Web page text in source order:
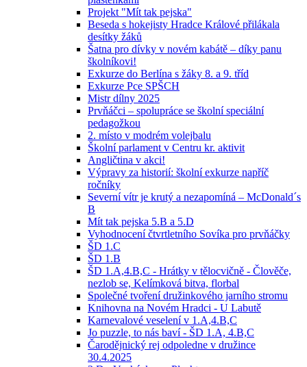
Projekt "Mít tak pejska"
Beseda s hokejisty Hradce Králové přilákala
desítky žáků
Šatna pro dívky v novém kabátě – díky panu
školníkovi!
Exkurze do Berlína s žáky 8. a 9. tříd
Exkurze Pce SPŠCH
Mistr dílny 2025
Prvňáčci – spolupráce se školní speciální
pedagožkou
2. místo v modrém volejbalu
Školní parlament v Centru kr. aktivit
Angličtina v akci!
Výpravy za historií: školní exkurze napříč
ročníky
Severní vítr je krutý a nezapomíná – McDonald´s
B
Mít tak pejska 5.B a 5.D
Vyhodnocení čtvrtletního Sovíka pro prvňáčky
ŠD 1.C
ŠD 1.B
ŠD 1.A,4.B,C - Hrátky v tělocvičně - Člověče,
nezlob se, Kelímková bitva, florbal
Společné tvoření družinkového jarního stromu
Knihovna na Novém Hradci - U Labutě
Karnevalové veselení v 1.A,4.B,C
Jo puzzle, to nás baví - ŠD 1.A, 4.B,C
Čarodějnický rej odpoledne v družince
30.4.2025